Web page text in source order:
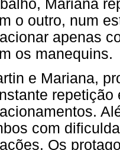
Mariana
o outro, num
apenas
os manequins.
e Mariana,
repetição
com
Os